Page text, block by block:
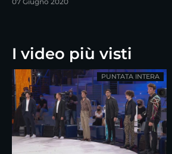
I video più visti
PUNTATA INTERA